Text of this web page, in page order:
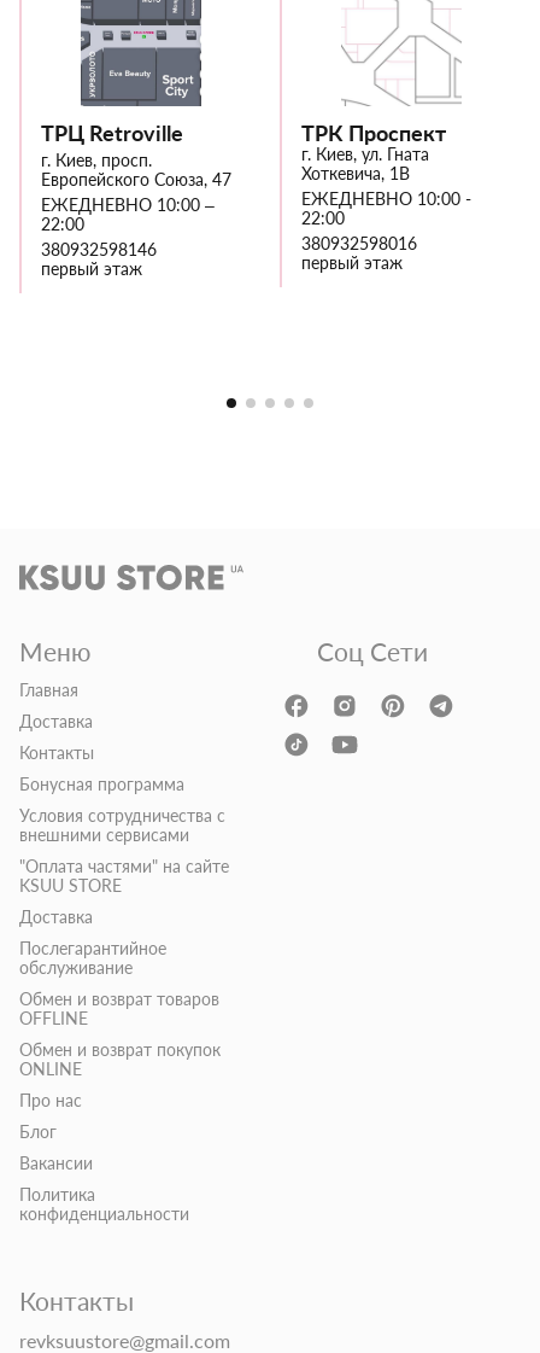
ТРЦ Retroville
г. Киев, просп.
Европейского Союза, 47
ЕЖЕДНЕВНО 10:00 –
22:00
380932598146
первый этаж
ТРК Проспект
г. Киев, ул. Гната
Хоткевича, 1В
ЕЖЕДНЕВНО 10:00 -
22:00
380932598016
первый этаж
Меню
Главная
Доставка
Контакты
Бонусная программа
Условия сотрудничества с
внешними сервисами
"Оплата частями" на сайте
KSUU STORE
Доставка
Послегарантийное
обслуживание
Обмен и возврат товаров
OFFLINE
Обмен и возврат покупок
ONLINE
Про нас
Блог
Вакансии
Политика
конфиденциальности
Контакты
revksuustore@gmail.com
Соц Сети